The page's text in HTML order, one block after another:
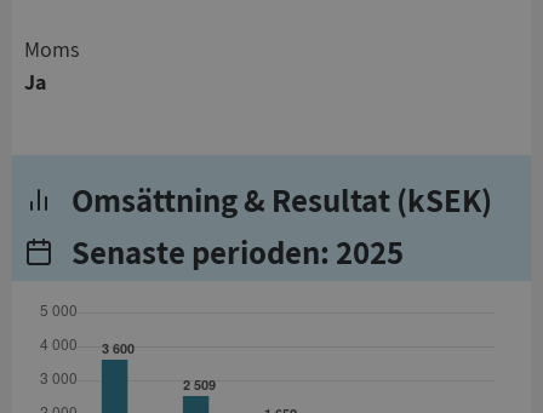
Moms
Ja
Omsättning & Resultat (kSEK)
Senaste perioden: 2025